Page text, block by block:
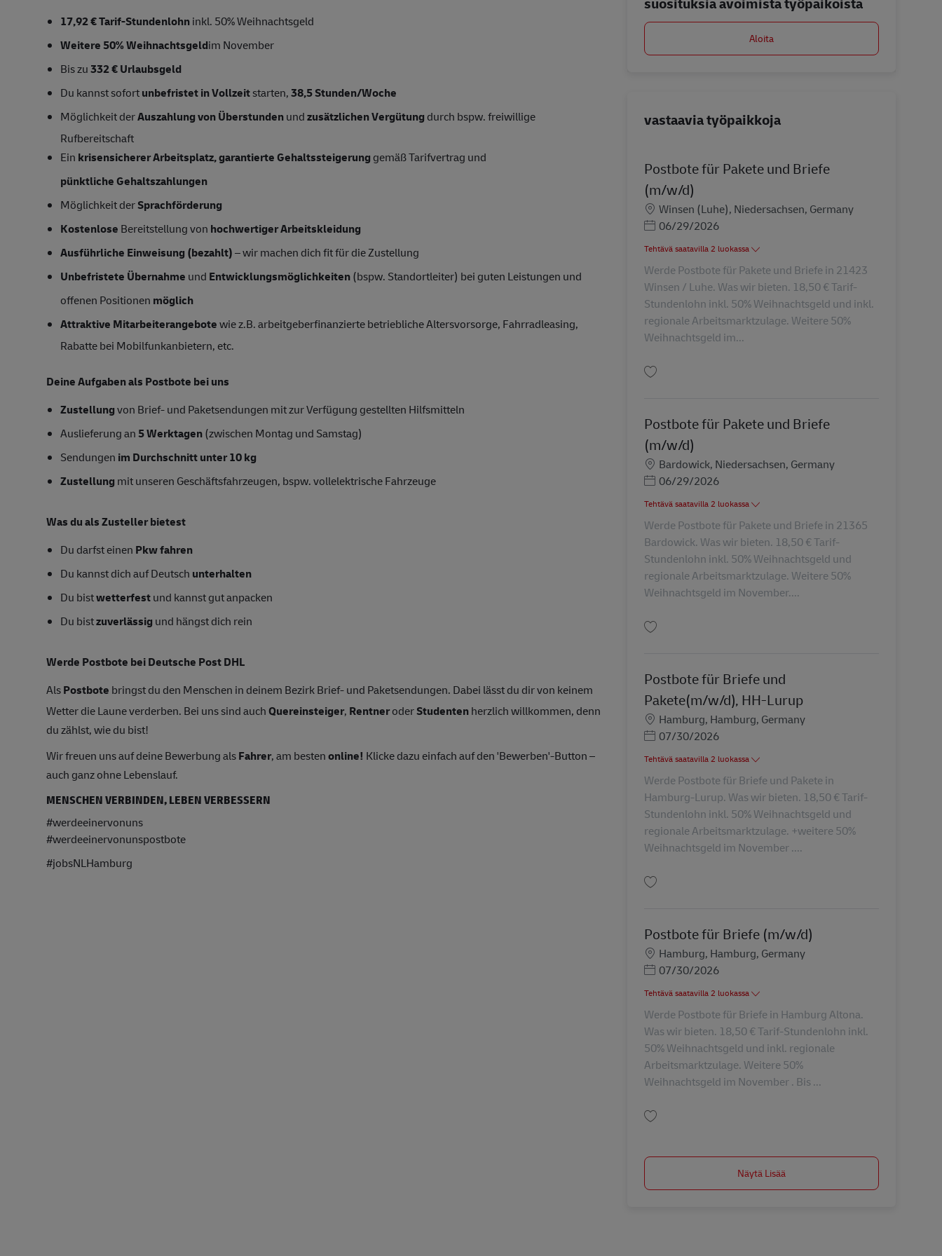
17,92 € Tarif-Stundenlohninkl. 50% Weihnachtsgeld
Weitere 50% Weihnachtsgeldim November
Bis zu332 € Urlaubsgeld
Du kannst sofortunbefristet in Vollzeitstarten,38,5 Stunden/Woche
Möglichkeit derAuszahlung von Überstundenundzusätzlichen Vergütung durch bspw. freiwillige
Rufbereitschaft
Ein krisensicherer Arbeitsplatz, garantierte Gehaltssteigerung gemäß Tarifvertrag und
pünktliche Gehaltszahlungen
Möglichkeit derSprachförderung
Kostenlose Bereitstellung von hochwertiger Arbeitskleidung
Ausführliche Einweisung (bezahlt)– wir machen dich fit für die Zustellung
Unbefristete Übernahme und Entwicklungsmöglichkeiten(bspw. Standortleiter) bei guten Leistungen und
offenen Positionen möglich
Attraktive Mitarbeiterangebotewie z.B. arbeitgeberfinanzierte betriebliche Altersvorsorge, Fahrradleasing,
Rabatte bei Mobilfunkanbietern, etc.
Deine Aufgaben als Postbote bei uns
Zustellungvon Brief- und Paketsendungen mit zur Verfügung gestellten Hilfsmitteln
Auslieferung an5 Werktagen(zwischen Montag und Samstag)
Sendungen im Durchschnitt unter 10 kg
Zustellung mit unseren Geschäftsfahrzeugen, bspw. vollelektrische Fahrzeuge
Was du als Zusteller bietest
Du darfst einen Pkw fahren
Du kannst dich auf Deutsch unterhalten
Du bistwetterfestund kannst gut anpacken
Du bistzuverlässig und hängst dich rein
Werde Postbote bei Deutsche Post DHL
AlsPostbote bringst du den Menschen in deinem Bezirk Brief- und Paketsendungen. Dabei lässt du dir von keinem
Wetter die Laune verderben. Bei uns sind auchQuereinsteiger, RentneroderStudentenherzlich willkommen, denn
du zählst, wie du bist!
Wir freuen uns auf deine Bewerbung alsFahrer, am bestenonline! Klicke dazu einfach auf den 'Bewerben'-Button –
auch ganz ohne Lebenslauf.
MENSCHEN VERBINDEN, LEBEN VERBESSERN
#werdeeinervonuns
#werdeeinervonunspostbote
#jobsNLHamburg
Aloita
vastaavia työpaikkoja
Postbote für Pakete und Briefe
(m/w/d)
Sijainti
Winsen (Luhe), Niedersachsen, Germany
Posted Date
06/29/2026
Tehtävä saatavilla 2 luokassa
Werde Postbote für Pakete und Briefe in 21423
Winsen / Luhe. Was wir bieten. 18,50 € Tarif-
Stundenlohn inkl. 50% Weihnachtsgeld und inkl.
regionale Arbeitsmarktzulage. Weitere 50%
Weihnachtsgeld im...
Postbote für Pakete und Briefe
(m/w/d)
Sijainti
Bardowick, Niedersachsen, Germany
Posted Date
06/29/2026
Tehtävä saatavilla 2 luokassa
Werde Postbote für Pakete und Briefe in 21365
Bardowick. Was wir bieten. 18,50 € Tarif-
Stundenlohn inkl. 50% Weihnachtsgeld und
regionale Arbeitsmarktzulage. Weitere 50%
Weihnachtsgeld im November....
Postbote für Briefe und
Pakete(m/w/d), HH-Lurup
Sijainti
Hamburg, Hamburg, Germany
Posted Date
07/30/2026
Tehtävä saatavilla 2 luokassa
Werde Postbote für Briefe und Pakete in
Hamburg-Lurup. Was wir bieten. 18,50 € Tarif-
Stundenlohn inkl. 50% Weihnachtsgeld und
regionale Arbeitsmarktzulage. +weitere 50%
Weihnachtsgeld im November ....
Postbote für Briefe (m/w/d)
Sijainti
Hamburg, Hamburg, Germany
Posted Date
07/30/2026
Tehtävä saatavilla 2 luokassa
Werde Postbote für Briefe in Hamburg Altona.
Was wir bieten. 18,50 € Tarif-Stundenlohn inkl.
50% Weihnachtsgeld und inkl. regionale
Arbeitsmarktzulage. Weitere 50%
Weihnachtsgeld im November . Bis ...
Näytä Lisää